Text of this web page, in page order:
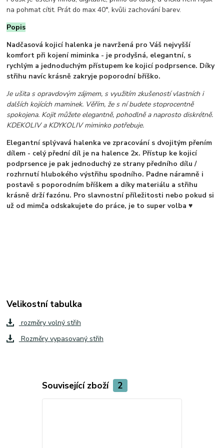
na pohmat cítit. Prát do max 40°, kvůli zachování barev.
Popis
Nadčasová kojicí halenka je navržená pro Váš nejvyšší
komfort při kojení miminka - je prodyšná, elegantní, s
rychlým a jednoduchým přístupem ke kojicí podprsence. Díky
střihu navíc krásně zakryje poporodní bříško.
Je ušita s opravdovým zájmem, s využitím zkušeností vlastních i
dalších kojících maminek. Věřím, že s ní budete stoprocentně
spokojena. Kojit můžete elegantně, pohodlně a naprosto diskrétně.
KDEKOLIV a KDYKOLIV miminko potřebuje.
Elegantní splývavá halenka ve zpracování s dvojitým přením
dílem - celý přední díl je na halence 2x. Přístup ke kojicí
podprsence je pak jednoduchý ze strany předního dílu /
rozhrnutí hlubokého výstřihu spodního. Padne náramně i
postavě s poporodním bříškem a díky materiálu a střihu
krásně drží fazónu. Pro slavnostní příležitosti nebo pokud si
už od mimča odskakujete do práce, je to super volba ♥
Velikostní tabulka
rozměry volný střih
Rozměry vypasovaný střih
Související zboží 2